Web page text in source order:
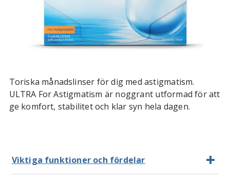
Toriska månadslinser för dig med astigmatism.
ULTRA For Astigmatism är noggrant utformad för att
ge komfort, stabilitet och klar syn hela dagen.
Viktiga funktioner och fördelar